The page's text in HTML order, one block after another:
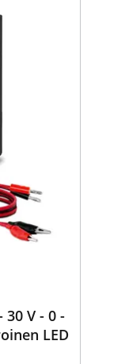
V - 0 -
LED